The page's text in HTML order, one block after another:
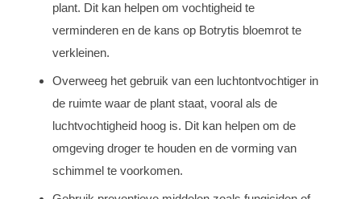
plant. Dit kan helpen om vochtigheid te
verminderen en de kans op Botrytis bloemrot te
verkleinen.
Overweeg het gebruik van een luchtontvochtiger in
de ruimte waar de plant staat, vooral als de
luchtvochtigheid hoog is. Dit kan helpen om de
omgeving droger te houden en de vorming van
schimmel te voorkomen.